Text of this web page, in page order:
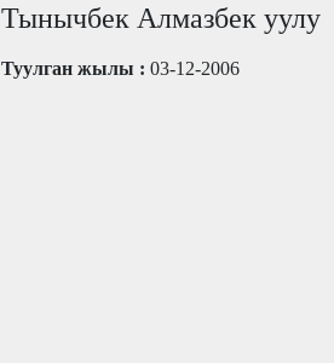
Тынычбек Алмазбек уулу
Туулган жылы : 03-12-2006